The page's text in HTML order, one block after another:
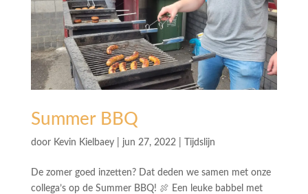
Summer BBQ
door Kevin Kielbaey| jun 27, 2022| Tijdslijn
De zomer goed inzetten? Dat deden we samen met onze
collega’s op de Summer BBQ! 🍖 Een leuke babbel met